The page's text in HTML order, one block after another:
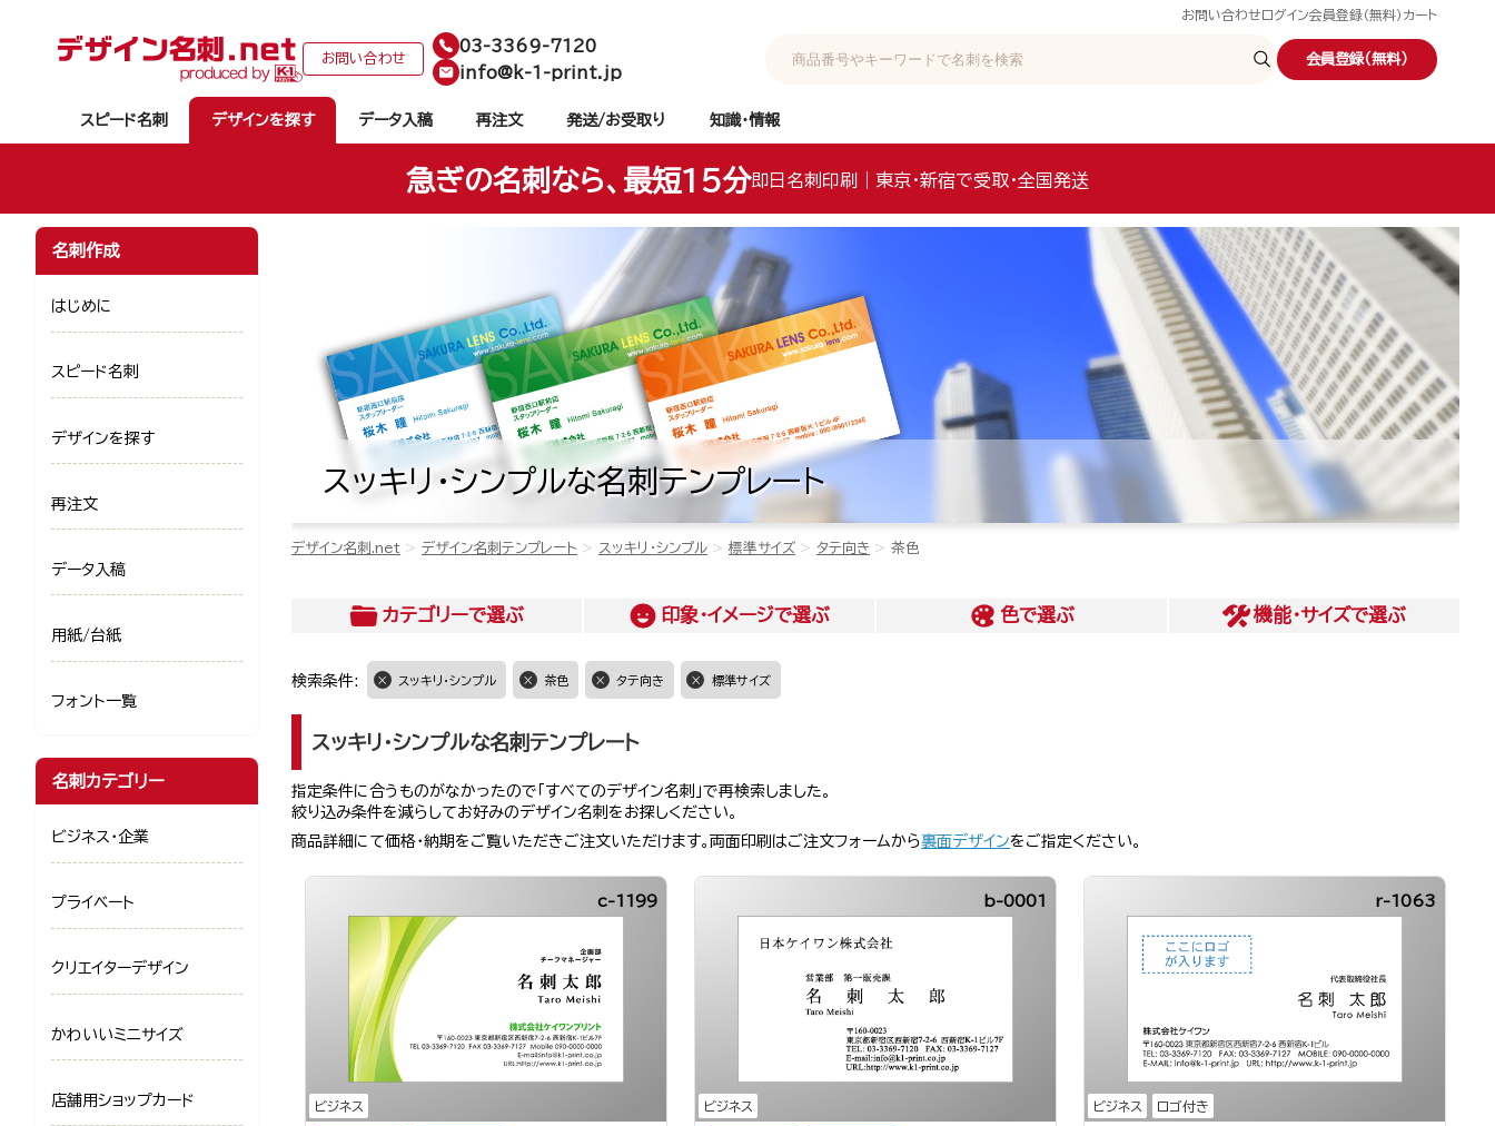
お問い合わせ ログイン会員登録（無料） カート
お問い合わせ
03-3369-7120
info@k-1-print.jp
会員登録（無料）
スピード名刺 デザインを探す データ入稿 再注文 発送/お受取り 知識・情報
急ぎの名刺なら、最短15分即日名刺印刷｜東京・新宿で受取・全国発送
スッキリ・シンプルな名刺テンプレート
デザイン名刺.net デザイン名刺テンプレート スッキリ・シンプル 標準サイズ タテ向き 茶色
カテゴリーで選ぶ 印象・イメージで選ぶ 色で選ぶ 機能・サイズで選ぶ
検索条件: スッキリ・シンプル 茶色 タテ向き 標準サイズ
スッキリ・シンプルな名刺テンプレート
指定条件に合うものがなかったので「すべてのデザイン名刺」で再検索しました。
絞り込み条件を減らしてお好みのデザイン名刺をお探しください。
商品詳細にて価格・納期をご覧いただきご注文いただけます。両面印刷はご注文フォームから裏面デザインをご指定ください。
ビジネス
c-1199
ビジネス
b-0001
ビジネス ロゴ付き
r-1063
名刺作成
はじめに
スピード名刺
デザインを探す
再注文
データ入稿
用紙/台紙
フォント一覧
名刺カテゴリー
ビジネス・企業
プライベート
クリエイターデザイン
かわいいミニサイズ
店舗用ショップカード